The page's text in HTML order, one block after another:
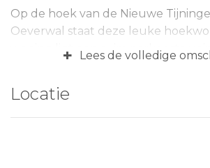
Op de hoek van de Nieuwe
Oeverwal staat deze leuke
woning ligt een ruim
voordeur of via de achtertuin loop
recreatieplas voor een wandeling of
duik. De achtertuin met achterom
+ Lees de volledige
Locatie